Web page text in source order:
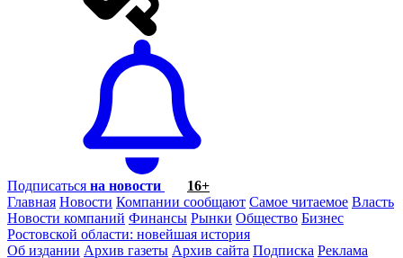
Подписаться на новости
16+
Главная Новости Компании сообщают Самое читаемое Власть
Новости компаний Финансы Рынки Общество Бизнес
Ростовской области: новейшая история
Об издании Архив газеты Архив сайта Подписка Реклама